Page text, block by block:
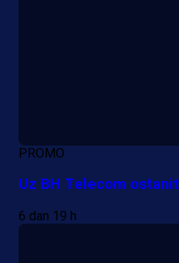
PROMO
Uz BH Telecom
6 dan 19 h